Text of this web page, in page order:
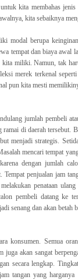
kita membahas
kita sebaiknya
modal berupa
tempat dan biaya awal
miliki. Namun, tak
merek terkenal
pun kita mesti
jumlah pembeli
di daerah tersebut.
menjadi strategis.
mencari tempat
dengan jumlah
Tempat penjualan jam
penataan
pembeli datang ke
senang dan akan betah
konsumen. Semua
juga akan sangat
secara lengkap.
tangan yang